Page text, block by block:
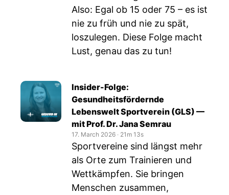
Also: Egal ob 15 oder 75 – es ist
nie zu früh und nie zu spät,
loszulegen. Diese Folge macht
Lust, genau das zu tun!
Insider-Folge:
Gesundheitsfördernde
Lebenswelt Sportverein (GLS) —
mit Prof. Dr. Jana Semrau
17. March 2026 ‧ 21m 13s
Sportvereine sind längst mehr
als Orte zum Trainieren und
Wettkämpfen. Sie bringen
Menschen zusammen,